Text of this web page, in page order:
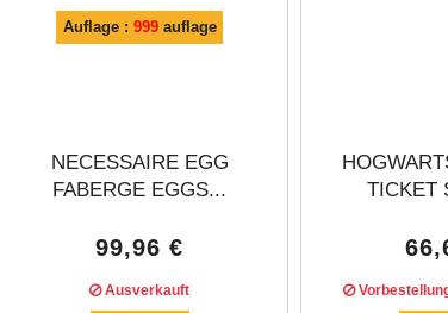
Auflage : 999auflage
NECESSAIRE EGG
FABERGE EGGS...
99,96 €
Ausverkauft
TICKET